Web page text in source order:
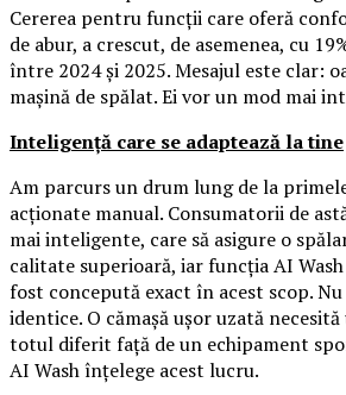
Cererea pentru funcții care oferă
de abur, a crescut, de asemenea, cu
între 2024 și 2025. Mesajul este clar:
mașină de spălat. Ei vor un mod mai
Inteligență care se adaptează la tine
Am parcurs un drum lung de la
acționate manual. Consumatorii de
mai inteligente, care să asigure o
calitate superioară, iar funcția AI Wash
fost concepută exact în acest scop.
identice. O cămașă ușor uzată
totul diferit față de un echipament
AI Wash înțelege acest lucru.